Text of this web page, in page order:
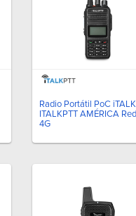
Radio Portátil PoC
ITALKPTT AMÉRICA
4G